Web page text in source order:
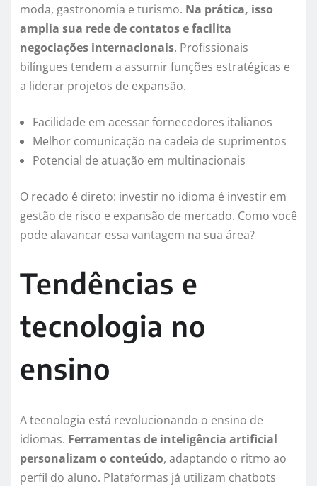
moda, gastronomia e turismo. Na prática, isso
amplia sua rede de contatos e facilita
negociações internacionais. Profissionais
bilíngues tendem a assumir funções estratégicas e
a liderar projetos de expansão.
Facilidade em acessar fornecedores italianos
Melhor comunicação na cadeia de suprimentos
Potencial de atuação em multinacionais
O recado é direto: investir no idioma é investir em
gestão de risco e expansão de mercado. Como você
pode alavancar essa vantagem na sua área?
Tendências e
tecnologia no
ensino
A tecnologia está revolucionando o ensino de
idiomas. Ferramentas de inteligência artificial
personalizam o conteúdo, adaptando o ritmo ao
perfil do aluno. Plataformas já utilizam chatbots